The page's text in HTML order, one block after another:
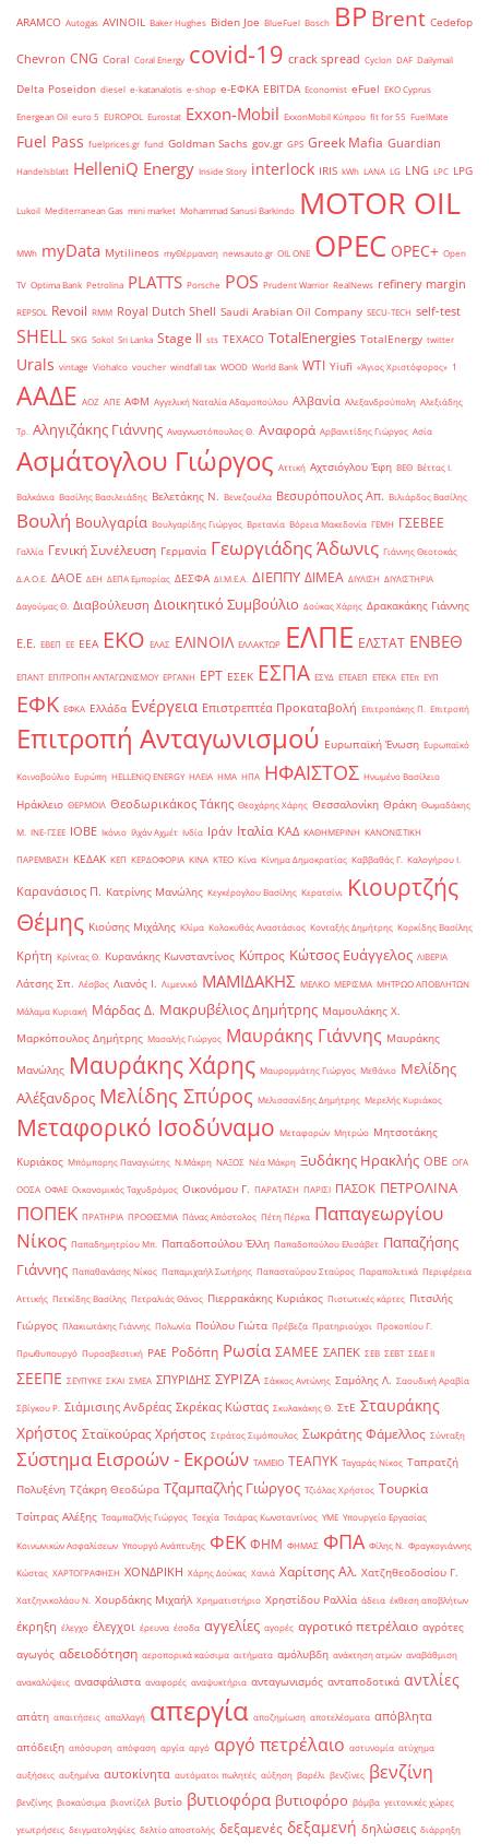
ARAMCO Autogas AVINOIL Baker Hughes Biden Joe BlueFuel Bosch BPBrent Cedefop
Chevron CNG Coral Coral Energy covid-19 crack spread Cyclon DAF Dailymail
Delta Poseidon diesel e-katanalotis e-shop e-ΕΦΚΑ EBITDA Economist eFuel EKO Cyprus
Energean Oil euro 5 EUROPOL Eurostat Exxon-Mobil ExxonMobil Κύπρου fit for 55 FuelMate
Fuel Pass fuelprices.gr fund Goldman Sachs gov.gr GPS Greek Mafia Guardian
Handelsblatt HelleniQ Energy Inside Story interlock IRIS kWh LANA LG LNG LPC LPG
Lukoil Mediterranean Gas mini market Mohammad Sanusi Barkindo MOTOR OIL
MWh myData Mytilineos myΘέρμανση newsauto.gr OIL ONE OPEC OPEC+ Open
TV Optima Bank Petrolina PLATTS Porsche POS Prudent Warrior RealNews refinery margin
REPSOL Revoil RMM Royal Dutch Shell Saudi Arabian Oil Company SECU-TECH self-test
SHELL SKG Sokol Sri Lanka Stage II sts TEXACO TotalEnergies TotalEnergy twitter
Urals vintage Viohalco voucher windfall tax WOOD World Bank WTI Yiufi «Άγιος Χριστόφορος» ΄1
ΑΑΔΕ ΑΟΖ ΑΠΕ ΑΦΜ Αγγελική Ναταλία Αδαμοπούλου Αλβανία Αλεξανδρούπολη Αλεξιάδης
Τρ. Αληγιζάκης Γιάννης Αναγνωστόπουλος Θ. Αναφορά Αρβανιτίδης Γιώργος Ασία
Ασμάτογλου Γιώργος Αττική Αχτσιόγλου Έφη ΒΕΘ Βέττας Ι.
Βαλκάνια Βασίλης Βασιλειάδης Βελετάκης Ν. Βενεζουέλα Βεσυρόπουλος Απ. Βιλιάρδος Βασίλης
Βουλή Βουλγαρία Βουλγαρίδης Γιώργος Βρετανία Βόρεια Μακεδονία ΓΕΜΗ ΓΣΕΒΕΕ
Γαλλία Γενική Συνέλευση Γερμανία Γεωργιάδης Άδωνις Γιάννης Θεοτοκάς
Δ.Α.Ο.Ε. ΔΑΟΕ ΔΕΗ ΔΕΠΑ Εμπορίας ΔΕΣΦΑ ΔΙ.Μ.Ε.Α. ΔΙΕΠΠΥ ΔΙΜΕΑ ΔΙΥΛΙΣΗ ΔΙΥΛΙΣΤΗΡΙΑ
Δαγούμας Θ. Διαβούλευση Διοικητικό Συμβούλιο Δούκας Χάρης Δρακακάκης Γιάννης
Ε.Ε. ΕΒΕΠ ΕΕ ΕΕΑ ΕΚΟ ΕΛΑΣ ΕΛΙΝΟΙΛ ΕΛΛΑΚΤΩΡ ΕΛΠΕ ΕΛΣΤΑΤ ΕΝΒΕΘ
ΕΠΑΝΤ ΕΠΙΤΡΟΠΗ ΑΝΤΑΓΩΝΙΣΜΟΥ ΕΡΓΑΝΗ ΕΡΤ ΕΣΕΚ ΕΣΠΑ ΕΣΥΔ ΕΤΕΑΕΠ ΕΤΕΚΑ ΕΤΕπ ΕΥΠ
ΕΦΚ ΕΦΚΑ Ελλάδα Ενέργεια Επιστρεπτέα Προκαταβολή Επιτροπάκης Π. Επιτροπή
Επιτροπή Ανταγωνισμού Ευρωπαϊκή Ένωση Ευρωπαϊκό
Κοινοβούλιο Ευρώπη ΗELLENiQ ENERGY ΗΛΕΙΑ ΗΜΑ ΗΠΑ ΗΦΑΙΣΤΟΣ Ηνωμένο Βασίλειο
Ηράκλειο ΘΕΡΜΟΙΛ Θεοδωρικάκος Τάκης Θεοχάρης Χάρης Θεσσαλονίκη Θράκη Θωμαδάκης
Μ. ΙΝΕ-ΓΣΕΕ ΙΟΒΕ Ικόνιο Ιλχάν Αχμέτ Ινδία Ιράν Ιταλία ΚΑΔ ΚΑΘΗΜΕΡΙΝΗ ΚΑΝΟΝΙΣΤΙΚΗ
ΠΑΡΕΜΒΑΣΗ ΚΕΔΑΚ ΚΕΠ ΚΕΡΔΟΦΟΡΙΑ ΚΙΝΑ ΚΤΕΟ Κίνα Κίνημα Δημοκρατίας Καββαθάς Γ. Καλογήρου Ι.
Καρανάσιος Π. Κατρίνης Μανώλης Κεγκέρογλου Βασίλης Κερατσίνι
Κιουρτζής
Θέμης Κιούσης Μιχάλης Κλίμα Κολοκυθάς Αναστάσιος Κονταξής Δημήτρης Κορκίδης Βασίλης
Κρήτη Κρίντας Θ. Κυρανάκης Κωνσταντίνος Κύπρος Κώτσος Ευάγγελος ΛΙΒΕΡΙΑ
Λάτσης Σπ. Λέσβος Λιανός Ι. Λιμενικό ΜΑΜΙΔΑΚΗΣ ΜΕΛΚΟ ΜΕΡΙΣΜΑ ΜΗΤΡΩΟ ΑΠΟΒΛΗΤΩΝ
Μάλαμα Κυριακή Μάρδας Δ. Μακρυβέλιος Δημήτρης Μαμουλάκης Χ.
Μαρκόπουλος Δημήτρης Μασαλής Γιώργος Μαυράκης Γιάννης Μαυράκης
Μανώλης Μαυράκης Χάρης Μαυρομμάτης Γιώργος Μεθάνιο Μελίδης
Αλέξανδρος Μελίδης Σπύρος Μελισσανίδης Δημήτρης Μερελής Κυριάκος
Μεταφορικό Ισοδύναμο Μεταφορών Μητρώο Μητσοτάκης
Κυριάκος Μπόμπορης Παναγιώτης Ν.Μάκρη ΝΑΞΟΣ Νέα Μάκρη Ξυδάκης Ηρακλής ΟΒΕ ΟΓΑ
ΟΟΣΑ ΟΦΑΕ Οικονομικός Ταχυδρόμος Οικονόμου Γ. ΠΑΡΑΤΑΣΗ ΠΑΡΙΣΙ ΠΑΣΟΚ ΠΕΤΡΟΛΙΝΑ
ΠΟΠΕΚ ΠΡΑΤΗΡΙΑ ΠΡΟΘΕΣΜΙΑ Πάνας Απόστολος Πέτη Πέρκα Παπαγεωργίου
Νίκος Παπαδημητρίου Μπ. Παπαδοπούλου Έλλη Παπαδοπούλου Ελισάβετ Παπαζήσης
Γιάννης Παπαθανάσης Νίκος Παπαμιχαήλ Σωτήρης Παπασταύρου Σταύρος Παραπολιτικά Περιφέρεια
Αττικής Πετκίδης Βασίλης Πετραλιάς Θάνος Πιερρακάκης Κυριάκος Πιστωτικές κάρτες Πιτσιλής
Γιώργος Πλακιωτάκης Γιάννης Πολωνία Πούλου Γιώτα Πρέβεζα Πρατηριούχοι Προκοπίου Γ.
Πρωθυπουργό Πυροσβεστική ΡΑΕ Ροδόπη Ρωσία ΣΑΜΕΕ ΣΑΠΕΚ ΣΕΒ ΣΕΒΤ ΣΕΔΕ ΙΙ
ΣΕΕΠΕ ΣΕΥΠΥΚΕ ΣΚΑΙ ΣΜΕΑ ΣΠΥΡΙΔΗΣ ΣΥΡΙΖΑ Σάκκος Αντώνης Σαμόλης Λ. Σαουδική Αραβία
Σβίγκου Ρ. Σιάμισιης Ανδρέας Σκρέκας Κώστας Σκυλακάκης Θ. ΣτΕ Σταυράκης
Χρήστος Σταϊκούρας Χρήστος Στράτος Σιμόπουλος Σωκράτης Φάμελλος Σύνταξη
Σύστημα Εισροών - Εκροών ΤΑΜΕΙΟ ΤΕΑΠΥΚ Ταγαράς Νίκος Ταπρατζή
Πολυξένη Τζάκρη Θεοδώρα Τζαμπαζλής Γιώργος Τζιόλας Χρήστος Τουρκία
Τσίπρας Αλέξης Τσαμπαζλής Γιώργος Τσεχία Τσιάρας Κωνσταντίνος ΥΜΕ Υπουργείο Εργασίας
Κοινωνικών Ασφαλίσεων Υπουργό Ανάπτυξης ΦΕΚ ΦΗΜ ΦΗΜΑΣ ΦΠΑ Φίλης Ν. Φραγκογιάννης
Κώστας ΧΑΡΤΟΓΡΑΦΗΣΗ ΧΟΝΔΡΙΚΗ Χάρης Δούκας Χανιά Χαρίτσης Αλ. Χατζηθεοδοσίου Γ.
Χατζηνικολάου Ν. Χουρδάκης Μιχαήλ Χρηματιστήριο Χρηστίδου Ραλλία άδεια έκθεση αποβλήτων
έκρηξη έλεγχο έλεγχοι έρευνα έσοδα αγγελίες αγορές αγροτικό πετρέλαιο αγρότες
αγωγός αδειοδότηση αεροπορικά καύσιμα αιτήματα αμόλυβδη ανάκτηση ατμών αναβάθμιση
ανακαλύψεις ανασφάλιστα αναφορές αναψυκτήρια ανταγωνισμός ανταποδοτικά αντλίες
απάτη απαιτήσεις απαλλαγή απεργία αποζημίωση αποτελέσματα απόβλητα
απόδειξη απόσυρση απόφαση αργία αργό αργό πετρέλαιο αστυνομία ατύχημα
αυξήσεις αυξημένα αυτοκίνητα αυτόματοι πωλητές αύξηση βαρέλι βενζίνες βενζίνη
βενζίνης βιοκαύσιμα βιοντίζελ βυτίο βυτιοφόρα βυτιοφόρο βόμβα γειτονικές χώρες
γεωτρήσεις δειγματοληψίες δελτίο αποστολής δεξαμενές δεξαμενή δηλώσεις διάρρηξη